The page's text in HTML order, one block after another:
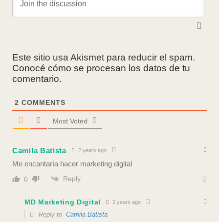
Este sitio usa Akismet para reducir el spam.
Conocé cómo se procesan los datos de tu
comentario.
2 COMMENTS
Most Voted
Camila Batista 2 years ago
Me encantaría hacer marketing digital
0 Reply
MD Marketing Digital 2 years ago
Reply to Camila Batista